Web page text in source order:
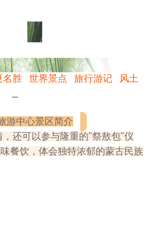
名胜 世界景点 旅行游记
风土
游中心景区简介
还可以参与隆重的"祭敖包"仪
餐饮，体会独特浓郁的蒙古民族